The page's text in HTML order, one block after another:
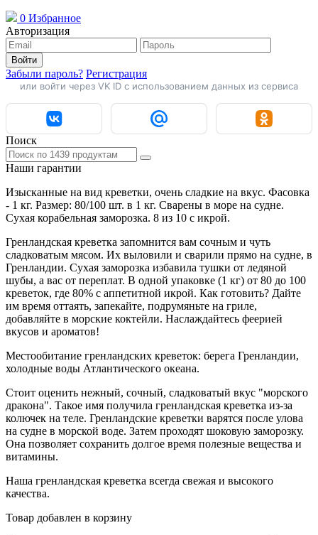
0 Избранное
Авторизация
Войти
Забыли пароль? Регистрация
или войти через VK ID с использованием данных из сервиса
Поиск
Наши гарантии
Изысканные на вид креветки, очень сладкие на вкус. Фасовка
- 1 кг. Размер: 80/100 шт. в 1 кг. Сварены в море на судне.
Сухая корабельная заморозка. 8 из 10 с икрой.
Гренландская креветка запомнится вам сочным и чуть
сладковатым мясом. Их выловили и сварили прямо на судне, в
Гренландии. Сухая заморозка избавила тушки от ледяной
шубы, а вас от переплат. В одной упаковке (1 кг) от 80 до 100
креветок, где 80% с аппетитной икрой. Как готовить? Дайте
им время оттаять, запекайте, подрумяньте на гриле,
добавляйте в морские коктейли. Наслаждайтесь феерией
вкусов и ароматов!
Местообитание гренландских креветок: берега Гренландии,
холодные воды Атлантического океана.
Стоит оценить нежный, сочный, сладковатый вкус "морского
дракона". Такое имя получила гренландская креветка из-за
колючек на теле. Гренландские креветки варятся после улова
на судне в морской воде. Затем проходят шоковую заморозку.
Она позволяет сохранить долгое время полезные вещества и
витамины.
Наша гренландская креветка всегда свежая и высокого
качества.
Товар добавлен в корзину